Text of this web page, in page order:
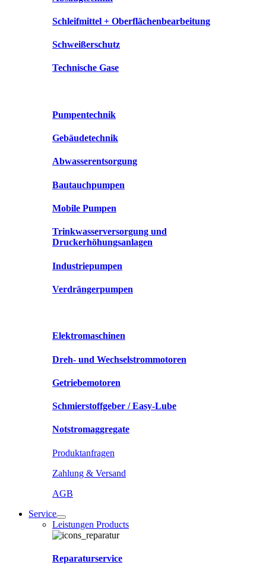
Schleifmittel + Oberflächenbearbeitung
Schweißerschutz
Technische Gase
Pumpentechnik
Gebäudetechnik
Abwasserentsorgung
Bautauchpumpen
Mobile Pumpen
Trinkwasserversorgung und
Druckerhöhungsanlagen
Industriepumpen
Verdrängerpumpen
Elektromaschinen
Dreh- und Wechselstrommotoren
Getriebemotoren
Schmierstoffgeber / Easy-Lube
Notstromaggregate
Produktanfragen
Zahlung & Versand
AGB
Service
Leistungen Products
Reparaturservice